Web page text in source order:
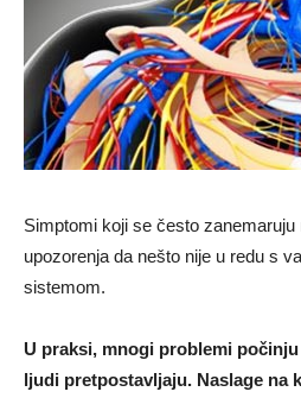
Simptomi koji se često
upozorenja da nešto nije u redu s
sistemom.
U praksi, mnogi problemi
ljudi pretpostavljaju. Naslage na